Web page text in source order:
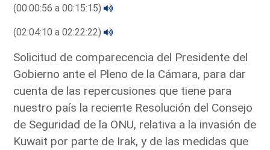
(00:00:56 a 00:15:15)
(02:04:10 a 02:22:22)
Solicitud de comparecencia del Presidente del
Gobierno ante el Pleno de la Cámara, para dar
cuenta de las repercusiones que tiene para
nuestro país la reciente Resolución del Consejo
de Seguridad de la ONU, relativa a la invasión de
Kuwait por parte de Irak, y de las medidas que